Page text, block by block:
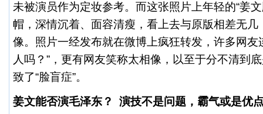
未被演员作为定妆参考。而这张照片上年轻的“姜
帽，深情沉着、面容清瘦，看上去与原版相差无几
像。照片一经发布就在微博上疯狂转发，许多网友
人吗？”，更有网友笑称太相像，以至于分不清到
致了“脸盲症”。
姜文能否演毛泽东？ 演技不是问题，霸气或是优